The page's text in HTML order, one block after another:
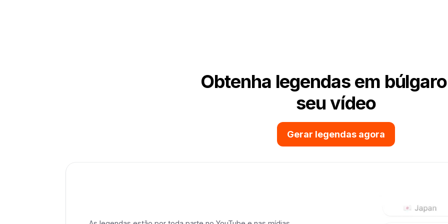
Obtenha legendas em
seu vídeo
Gerar legendas agora